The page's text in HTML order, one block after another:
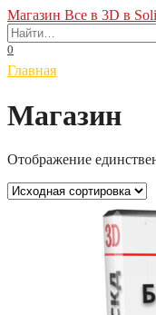
Перейти
к
содержанию
Магазин Все в 3D в
Search
for:
0
Главная
Магазин
Отображение